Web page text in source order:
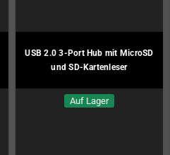
USB 2.0 3-Port Hub mit MicroSD
und SD-Kartenleser
Auf Lager